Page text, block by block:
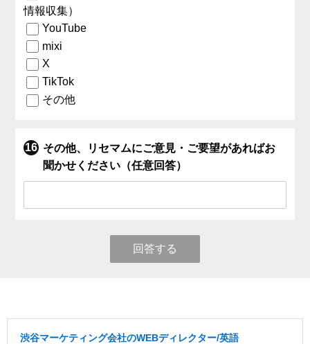
情報収集）
YouTube
mixi
X
TikTok
その他
その他、リセマムにご意見・ご要望があればお
聞かせください（任意回答）
回答する
渋谷マーケティング会社のWEBディレクター/英語